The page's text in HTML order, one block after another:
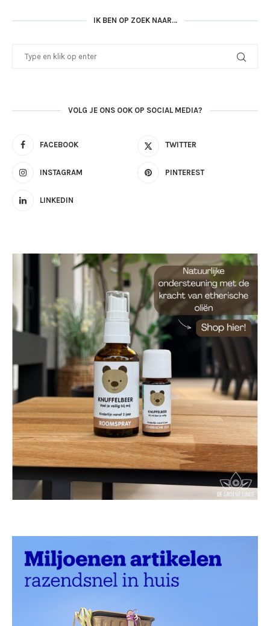
IK BEN OP ZOEK NAAR…
VOLG JE ONS OOK OP SOCIAL MEDIA?
FACEBOOK TWITTER
INSTAGRAM PINTEREST
LINKEDIN